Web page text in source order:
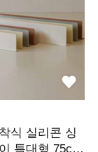
식 실리콘 싱
특대형 75cm